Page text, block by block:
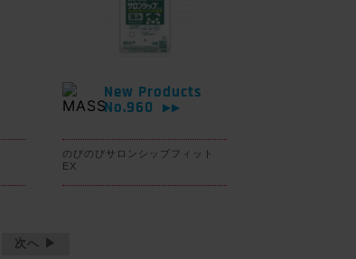
New Products
No.960
▶▶
のびのびサロンシップフィット
EX
次へ ▶